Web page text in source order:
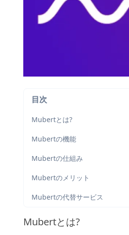
目次
Mubertとは?
Mubertの機能
Mubertの仕組み
Mubertのメリット
Mubertの代替サービス
Mubertとは?